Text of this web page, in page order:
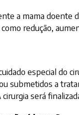
a mama
redução,
especial do
submetidos a
será